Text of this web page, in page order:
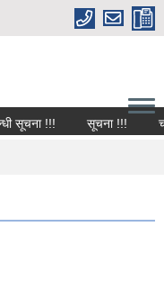
सूचना !!! सूचना !!!